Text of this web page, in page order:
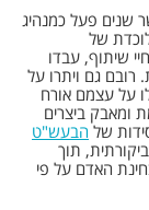
שנים פעל כמנהיג
של
שיתוף, עבדו
גם ויתרו על
על עצמם אורח
ומאבק ביצרים
של הבעש"ט
תוך
האדם על פי